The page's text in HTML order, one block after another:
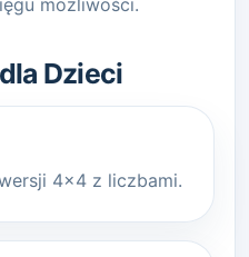
możliwości.
Dzieci
4x4 z liczbami.